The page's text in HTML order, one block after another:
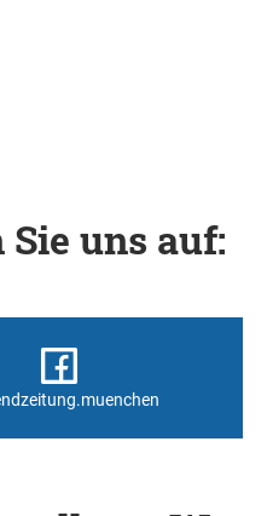
Sie uns auf: